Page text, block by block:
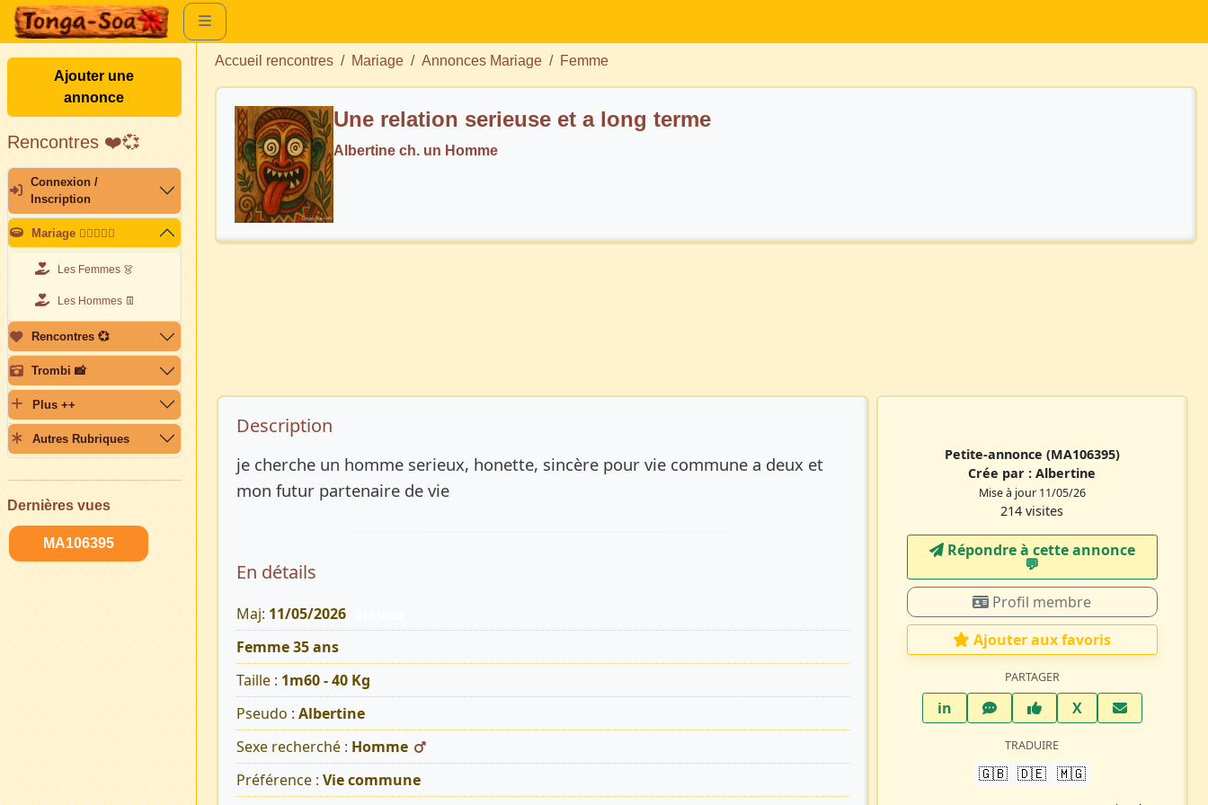
Ajouter une
annonce
Rencontres ❤️💞
Connexion /
Inscription
Mariage 👩🏽‍❤️‍👨🏽
Les Femmes 👗
Les Hommes 👖
Rencontres 💞
Trombi 📸
Plus ++
Autres Rubriques
Dernières vues
MA106395
Accueil rencontres Mariage Annonces Mariage Femme
Une relation serieuse et a long terme
Albertine ch. un Homme
Description de l’annonce
Description
je cherche un homme serieux, honette, sincère pour vie commune a deux et
mon futur partenaire de vie
En détails
Maj: 11/05/2026
Femme 35 ans
Taille : 1m60 - 40 Kg
Pseudo : Albertine
Sexe recherché : Homme
Préférence : Vie commune
Petite-annonce (MA106395)
Crée par :Albertine
Mise à jour 11/05/26
214 visites
Répondre à cette annonce
💬​
Profil membre
Ajouter aux favoris
PARTAGER
inLinkedInWhatsAppFacebook
XTwitter X
TRADUIRE
🇬🇧 🇩🇪 🇲🇬